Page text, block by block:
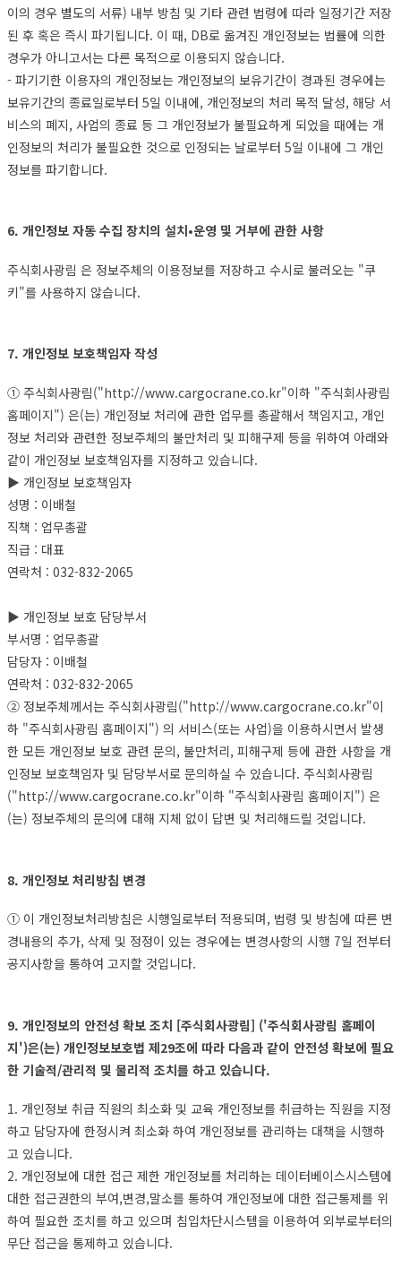
이의 경우 별도의 서류) 내부 방침 및 기타 관련 법령에 따라 일정기간 저장
된 후 혹은 즉시 파기됩니다. 이 때, DB로 옮겨진 개인정보는 법률에 의한
경우가 아니고서는 다른 목적으로 이용되지 않습니다.
- 파기기한 이용자의 개인정보는 개인정보의 보유기간이 경과된 경우에는
보유기간의 종료일로부터 5일 이내에, 개인정보의 처리 목적 달성, 해당 서
비스의 폐지, 사업의 종료 등 그 개인정보가 불필요하게 되었을 때에는 개
인정보의 처리가 불필요한 것으로 인정되는 날로부터 5일 이내에 그 개인
정보를 파기합니다.
6. 개인정보 자동 수집 장치의 설치•운영 및 거부에 관한 사항
주식회사광림 은 정보주체의 이용정보를 저장하고 수시로 불러오는 "쿠
키"를 사용하지 않습니다.
7. 개인정보 보호책임자 작성
① 주식회사광림("http://www.cargocrane.co.kr"이하 "주식회사광림
홈페이지") 은(는) 개인정보 처리에 관한 업무를 총괄해서 책임지고, 개인
정보 처리와 관련한 정보주체의 불만처리 및 피해구제 등을 위하여 아래와
같이 개인정보 보호책임자를 지정하고 있습니다.
▶ 개인정보 보호책임자
성명 : 이배철
직책 : 업무총괄
직급 : 대표
연락처 : 032-832-2065
▶ 개인정보 보호 담당부서
부서명 : 업무총괄
담당자 : 이배철
연락처 : 032-832-2065
② 정보주체께서는 주식회사광림("http://www.cargocrane.co.kr"이
하 "주식회사광림 홈페이지") 의 서비스(또는 사업)을 이용하시면서 발생
한 모든 개인정보 보호 관련 문의, 불만처리, 피해구제 등에 관한 사항을 개
인정보 보호책임자 및 담당부서로 문의하실 수 있습니다. 주식회사광림
("http://www.cargocrane.co.kr"이하 "주식회사광림 홈페이지") 은
(는) 정보주체의 문의에 대해 지체 없이 답변 및 처리해드릴 것입니다.
8. 개인정보 처리방침 변경
① 이 개인정보처리방침은 시행일로부터 적용되며, 법령 및 방침에 따른 변
경내용의 추가, 삭제 및 정정이 있는 경우에는 변경사항의 시행 7일 전부터
공지사항을 통하여 고지할 것입니다.
9. 개인정보의 안전성 확보 조치 [주식회사광림] ('주식회사광림 홈페이
지')은(는) 개인정보보호법 제29조에 따라 다음과 같이 안전성 확보에 필요
한 기술적/관리적 및 물리적 조치를 하고 있습니다.
1. 개인정보 취급 직원의 최소화 및 교육 개인정보를 취급하는 직원을 지정
하고 담당자에 한정시켜 최소화 하여 개인정보를 관리하는 대책을 시행하
고 있습니다.
2. 개인정보에 대한 접근 제한 개인정보를 처리하는 데이터베이스시스템에
대한 접근권한의 부여,변경,말소를 통하여 개인정보에 대한 접근통제를 위
하여 필요한 조치를 하고 있으며 침입차단시스템을 이용하여 외부로부터의
무단 접근을 통제하고 있습니다.